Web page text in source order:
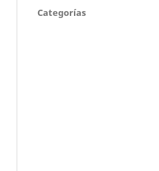
Categorías